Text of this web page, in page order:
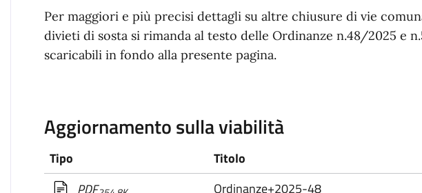
Per maggiori e più precisi dettagli su altre chiusure di vie
divieti di sosta si rimanda al testo delle Ordinanze n.48/2025 e
scaricabili in fondo alla presente pagina.
Aggiornamento sulla viabilità
Tipo Titolo
PDF
Ordinanze+2025-48